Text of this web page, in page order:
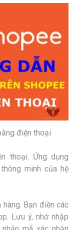
điện thoại
thoại. Ứng dụng
minh của hệ
Bạn điền các
Lưu ý, nhớ nhập